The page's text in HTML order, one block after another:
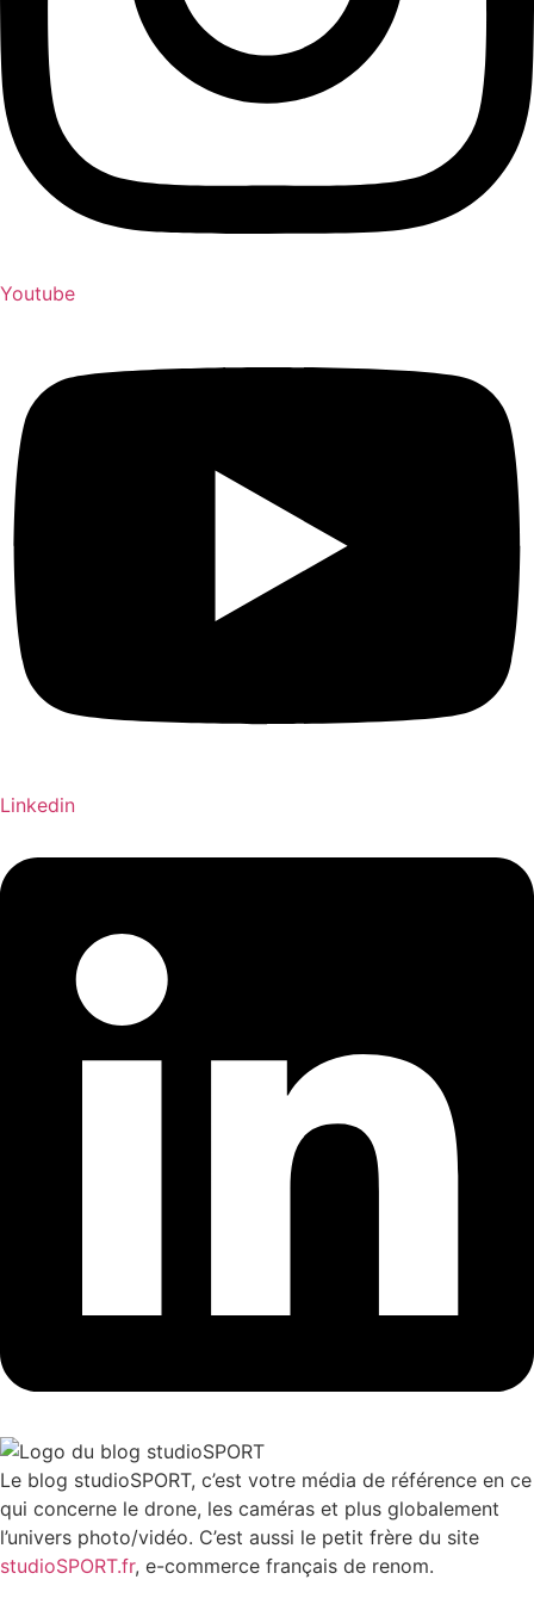
Youtube
Linkedin
Le blog studioSPORT, c’est votre média de référence en ce
qui concerne le drone, les caméras et plus globalement
l’univers photo/vidéo. C’est aussi le petit frère du site
studioSPORT.fr, e-commerce français de renom.